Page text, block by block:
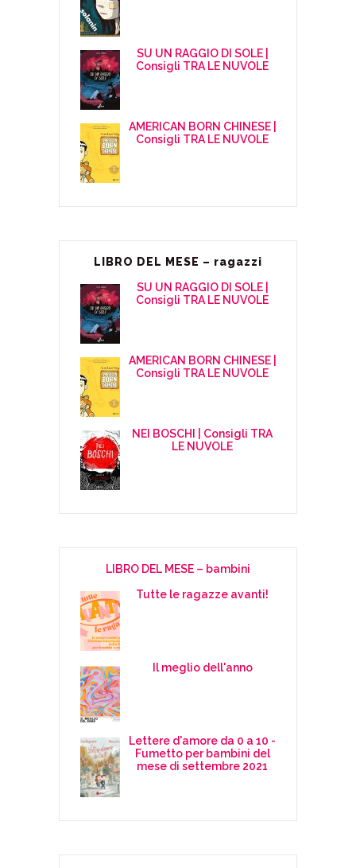
SU UN RAGGIO DI SOLE |
Consigli TRA LE NUVOLE
AMERICAN BORN CHINESE |
Consigli TRA LE NUVOLE
LIBRO DEL MESE – ragazzi
SU UN RAGGIO DI SOLE |
Consigli TRA LE NUVOLE
AMERICAN BORN CHINESE |
Consigli TRA LE NUVOLE
NEI BOSCHI | Consigli TRA
LE NUVOLE
LIBRO DEL MESE – bambini
Tutte le ragazze avanti!
Il meglio dell'anno
Lettere d'amore da 0 a 10 -
Fumetto per bambini del
mese di settembre 2021